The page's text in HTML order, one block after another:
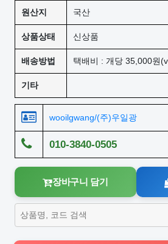
원산지 국산
상품상태 신상품
배송방법 택배비 : 개당 35,000원
기타
wooilgwang/(주)우일광
010-3840-0505
장바구니 담기